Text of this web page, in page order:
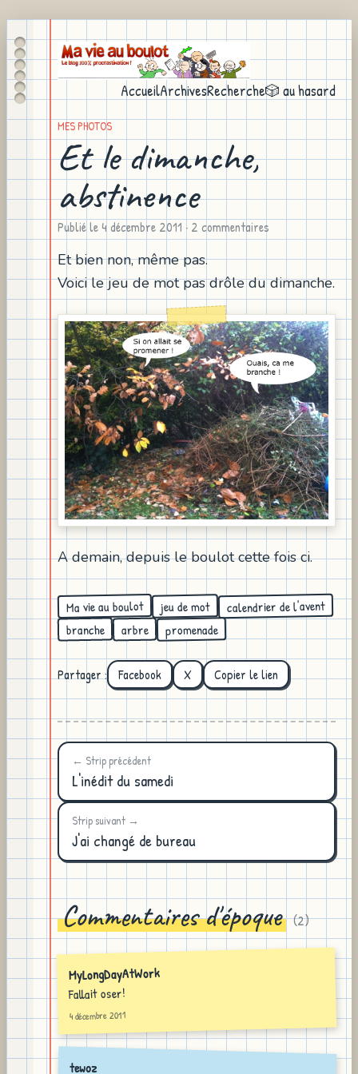
AccueilArchivesRecherche🎲 au hasard
MES PHOTOS
Et le dimanche,
abstinence
Publié le 4 décembre 2011 · 2 commentaires
Et bien non, même pas.
Voici le jeu de mot pas drôle du dimanche.
A demain, depuis le boulot cette fois ci.
Ma vie au boulot jeu de mot calendrier de l'avent
branche arbre promenade
Partager : Facebook X Copier le lien
← Strip précédent
L'inédit du samedi
Strip suivant →
J'ai changé de bureau
Commentaires d'époque (2)
MyLongDayAtWork
Fallait oser!
4 décembre 2011
tewoz